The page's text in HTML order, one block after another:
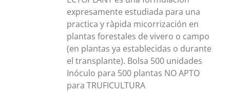
expresamente estudiada para una
practica y ràpida micorrización en
plantas forestales de vivero o campo
(en plantas ya establecidas o durante
el transplante). Bolsa 500 unidades
Inóculo para 500 plantas NO APTO
para TRUFICULTURA